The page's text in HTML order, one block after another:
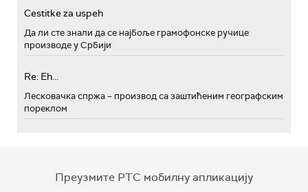
Cestitke za uspeh
Да ли сте знали да се најбоље грамофонске ручице
производе у Србији
Re: Eh...
Лесковачка спржа – производ са заштићеним географским
пореклом
Преузмите РТС мобилну апликацију